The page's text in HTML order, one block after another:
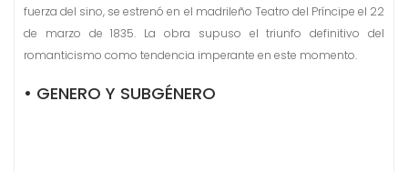
fuerza del sino, se estrenó en el madrileño Teatro del Príncipe el 22
de marzo de 1835. La obra supuso el triunfo definitivo del
romanticismo como tendencia imperante en este momento.
• GENERO Y SUBGÉNERO